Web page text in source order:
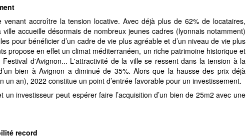
accroître la tension locative. Avec déjà plus de 62% de locataires,
accueille désormais de nombreux jeunes cadres (lyonnais notamment)
pour bénéficier d’un cadre de vie plus agréable et d’un niveau de vie plus
propose en effet un climat méditerranéen, un riche patrimoine historique et
d'Avignon... L'attractivité de la ville se ressent dans la tension à la
bien à Avignon a diminué de 35%. Alors que la hausse des prix déjà
un an), 2022 constitue un point d’entrée favorable pour un investissement.
investisseur peut espérer faire l’acquisition d’un bien de 25m2 avec une
record